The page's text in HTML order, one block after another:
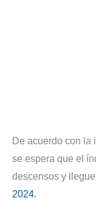
De acuerdo con la
se espera que el
descensos y
2024.